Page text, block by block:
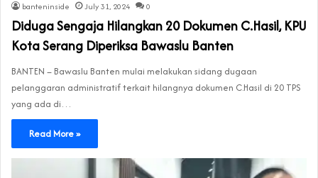
banteninside July 31, 2024 0
Diduga Sengaja Hilangkan 20 Dokumen C.Hasil, KPU
Kota Serang Diperiksa Bawaslu Banten
BANTEN – Bawaslu Banten mulai melakukan sidang dugaan
pelanggaran administratif terkait hilangnya dokumen C.Hasil di 20 TPS
yang ada di…
Read More »